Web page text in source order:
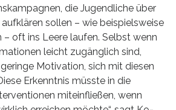
die Jugendliche über
sollen – wie beispielsweise
– oft ins Leere laufen. Selbst wenn
leicht zugänglich sind,
Motivation, sich mit diesen
Erkenntnis müsste in die
miteinfließen, wenn